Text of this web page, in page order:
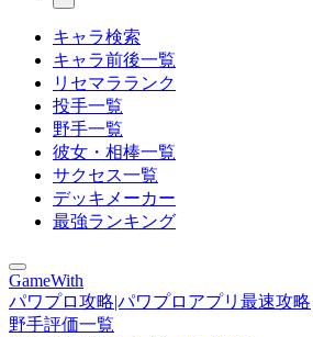
キャラ検索
キャラ前後一覧
リセマラランク
投手一覧
野手一覧
彼女・相棒一覧
サクセス一覧
デッキメーカー
最強ランキング
GameWith
パワプロ攻略|パワプロアプリ最速攻略
野手評価一覧